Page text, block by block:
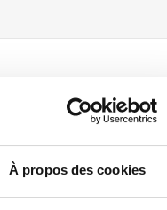
À propos des cookies